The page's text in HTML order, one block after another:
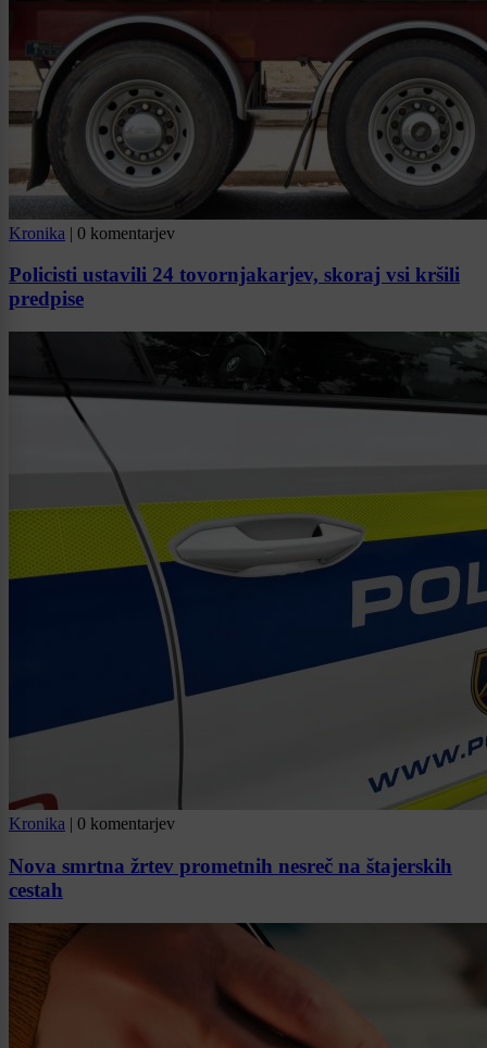
Kronika | 0 komentarjev
Policisti ustavili 24 tovornjakarjev, skoraj vsi kršili
predpise
Kronika | 0 komentarjev
Nova smrtna žrtev prometnih nesreč na štajerskih
cestah